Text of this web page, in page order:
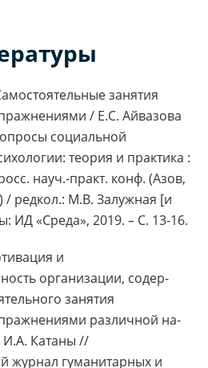
занятия
/ Е.С. Айвазова
социальной
теория и практика :
науч.-практ. конф. (Азов,
/ редкол.: М.В. Залужная [и
ИД «Среда», 2019. – С. 13-16.
и
организации, содер-
занятия
различной на-
И.А. Катаны //
журнал гуманитарных и